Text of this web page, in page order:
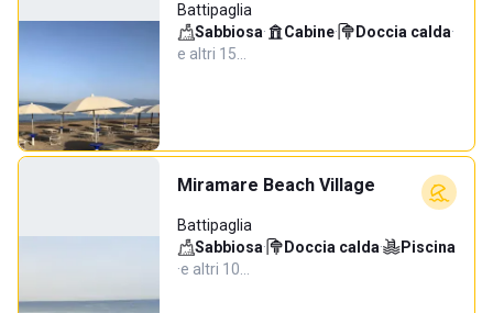
Battipaglia
Sabbiosa· Cabine· Doccia calda·
e altri 15…
Miramare Beach Village
Battipaglia
Sabbiosa· Doccia calda·
Piscina
·e altri 10…